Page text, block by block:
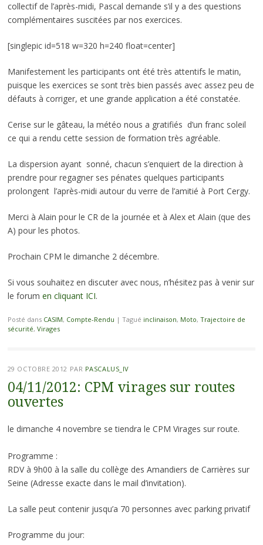
collectif de l’après-midi, Pascal demande s’il y a des questions
complémentaires suscitées par nos exercices.
[singlepic id=518 w=320 h=240 float=center]
Manifestement les participants ont été très attentifs le matin,
puisque les exercices se sont très bien passés avec assez peu de
défauts à corriger, et une grande application a été constatée.
Cerise sur le gâteau, la météo nous a gratifiés d’un franc soleil
ce qui a rendu cette session de formation très agréable.
La dispersion ayant sonné, chacun s’enquiert de la direction à
prendre pour regagner ses pénates quelques participants
prolongent l’après-midi autour du verre de l’amitié à Port Cergy.
Merci à Alain pour le CR de la journée et à Alex et Alain (que des
A) pour les photos.
Prochain CPM le dimanche 2 décembre.
Si vous souhaitez en discuter avec nous, n’hésitez pas à venir sur
le forum en cliquant ICI.
Posté dans CASIM, Compte-Rendu | Tagué inclinaison, Moto, Trajectoire de
sécurité, Virages
29 OCTOBRE 2012 PAR PASCALUS_IV
04/11/2012: CPM virages sur routes
ouvertes
le dimanche 4 novembre se tiendra le CPM Virages sur route.
Programme :
RDV à 9h00 à la salle du collège des Amandiers de Carrières sur
Seine (Adresse exacte dans le mail d’invitation).
La salle peut contenir jusqu’a 70 personnes avec parking privatif
Programme du jour: